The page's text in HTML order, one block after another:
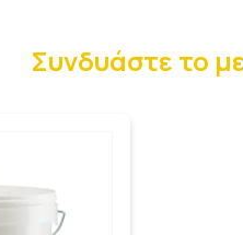
Συνδυάστε το